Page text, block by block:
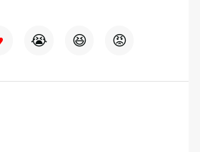
😭 😆 😡